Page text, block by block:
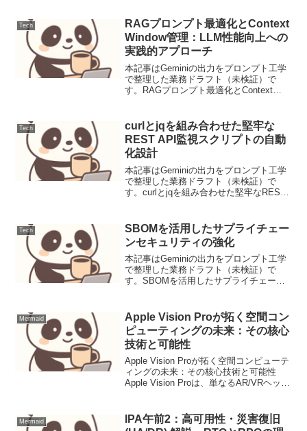
つか...
Tech
RAGプロンプト最適化とContext
Window管理：LLM性能向上への
実践的アプローチ
本記事はGeminiの出力をプロンプト工学
で整理した業務ドラフト（未検証）で
す。RAGプロンプト最適化とContext
Generation（RAG...
Tech
curlとjqを組み合わせた堅牢な
REST API監視スクリプトの自動
化設計
本記事はGeminiの出力をプロンプト工学
で整理した業務ドラフト（未検証）で
す。curlとjqを組み合わせた堅牢なREST
リプトで堅牢化し、異常検知時の即...
Tech
SBOMを活用したサプライチェー
ンセキュリティの強化
本記事はGeminiの出力をプロンプト工学
で整理した業務ドラフト（未検証）で
す。SBOMを活用したサプライチェーン
ンを狙った攻撃は深刻な脅威となってい
ます。オープンソー...
Mermaid
Apple Vision Proが拓く空間コン
ピューティングの未来：その核心
技術と可能性
Apple Vision Proが拓く空間コンピューテ
ィングの未来：その核心技術と可能性
Apple Vision Proは、単なるAR/VRヘッド
るデバイスとして注目を...
Mermaid
IPA午前2：高可用性・災害復旧